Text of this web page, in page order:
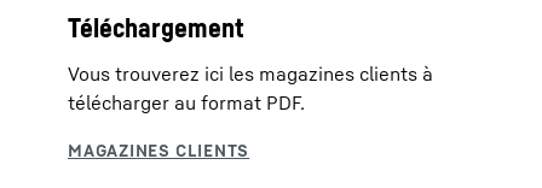
Téléchargement
Vous trouverez ici les magazines clients à
télécharger au format PDF.